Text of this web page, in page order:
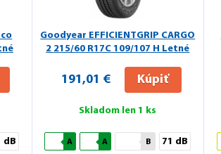
dB
Goodyear EFFICIENTGRIP CARGO
2 215/60 R17C 109/107 H Letné
191,01 € Kúpiť
Skladom len 1 ks
A A B 71 dB